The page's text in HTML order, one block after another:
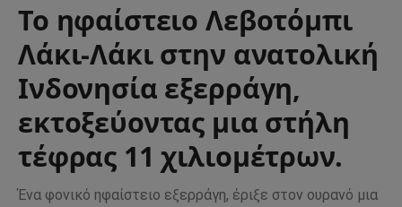
Το ηφαίστειο Λεβοτόμπι
Λάκι-Λάκι στην ανατολική
Ινδονησία εξερράγη,
εκτοξεύοντας μια στήλη
τέφρας 11 χιλιομέτρων.
Ένα φονικό ηφαίστειο εξερράγη, έριξε στον ουρανό μια